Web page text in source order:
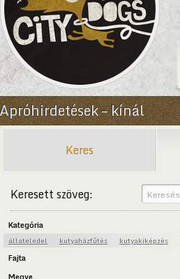
Apróhirdetések – kínál
Keres
Keresett szöveg:
Kategória
állateledel kutyaházfűtés kutyakiképzés
Fajta